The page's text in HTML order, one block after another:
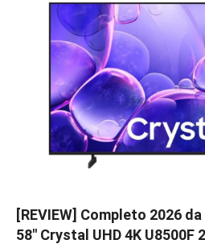
[REVIEW] Completo 2026
58″ Crystal UHD 4K U8500F